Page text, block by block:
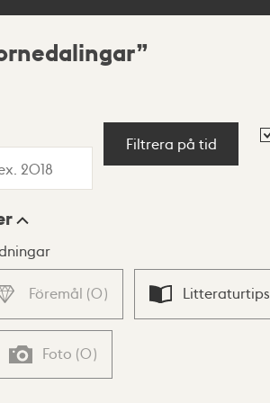
Filtrera på tid
Föremål (0) Litteraturtips
Foto (0)